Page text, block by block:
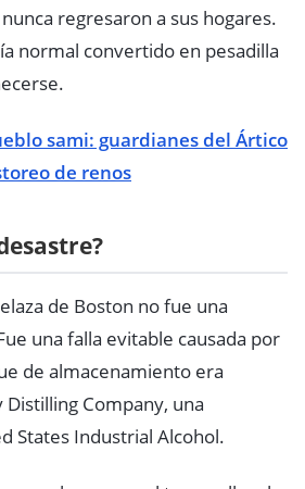
regresaron a sus hogares.
normal convertido en pesadilla
sami: guardianes del Ártico
de renos
de Boston no fue una
una falla evitable causada por
de almacenamiento era
Company, una
States Industrial Alcohol.